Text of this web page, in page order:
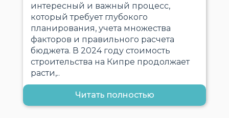
интересный и важный процесс,
который требует глубокого
планирования, учета множества
факторов и правильного расчета
бюджета. В 2024 году стоимость
строительства на Кипре продолжает
расти,..
Читать полностью